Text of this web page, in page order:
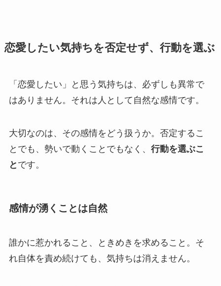
恋愛したい気持ちを否定せず、行動を選ぶ
「恋愛したい」と思う気持ちは、必ずしも異常で
はありません。それは人として自然な感情です。
大切なのは、その感情をどう扱うか。否定するこ
とでも、勢いで動くことでもなく、 行動を選ぶこ
と です。
感情が湧くことは自然
誰かに惹かれること、ときめきを求めること。そ
れ自体を責め続けても、気持ちは消えません。